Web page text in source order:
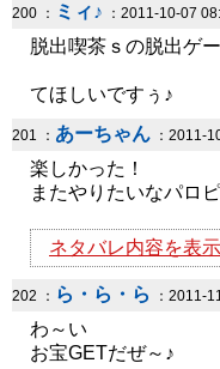
200 ： ミィ♪ ：2011-10-07
脱出喫茶ｓ
も
てほしいですぅ♪
201 ： あーちゃん ：2011-
楽しかった！
またやりたいなパロ
ネタバレ内容を表示
202 ： ら・ら・ら ：2011-
わ～い
お宝GETだぜ～♪